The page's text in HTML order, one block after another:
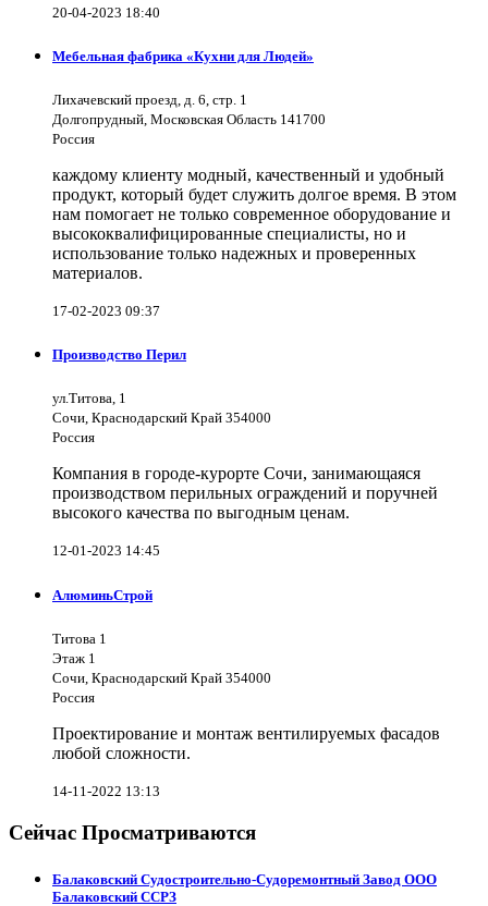
20-04-2023 18:40
Мебельная фабрика «Кухни для Людей»
Лихачевский проезд, д. 6, стр. 1
Долгопрудный, Московская Область 141700
Россия
каждому клиенту модный, качественный и удобный
продукт, который будет служить долгое время. В этом
нам помогает не только современное оборудование и
высококвалифицированные специалисты, но и
использование только надежных и проверенных
материалов.
17-02-2023 09:37
Производство Перил
ул.Титова, 1
Сочи, Краснодарский Край 354000
Россия
Компания в городе-курорте Сочи, занимающаяся
производством перильных ограждений и поручней
высокого качества по выгодным ценам.
12-01-2023 14:45
АлюминьСтрой
Титова 1
Этаж 1
Сочи, Краснодарский Край 354000
Россия
Проектирование и монтаж вентилируемых фасадов
любой сложности.
14-11-2022 13:13
Сейчас Просматриваются
Балаковский Судостроительно-Судоремонтный Завод ООО
Балаковский ССРЗ